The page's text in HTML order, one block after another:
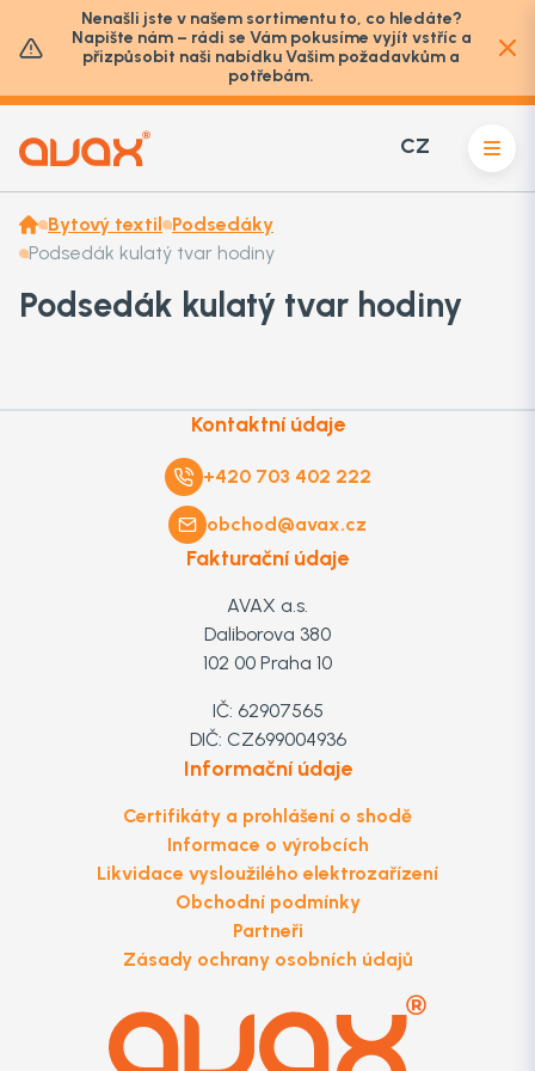
Nenašli jste v našem sortimentu to, co hledáte?
Napište nám – rádi se Vám pokusíme vyjít vstříc a
přizpůsobit naši nabídku Vašim požadavkům a
potřebám.
CZ
Bytový textil Podsedáky
Podsedák kulatý tvar hodiny
Podsedák kulatý tvar hodiny
Kontaktní údaje
+420 703 402 222
obchod@avax.cz
Fakturační údaje
AVAX a.s.
Daliborova 380
102 00 Praha 10
IČ: 62907565
DIČ: CZ699004936
Informační údaje
Certifikáty a prohlášení o shodě
Informace o výrobcích
Likvidace vysloužilého elektrozařízení
Obchodní podmínky
Partneři
Zásady ochrany osobních údajů